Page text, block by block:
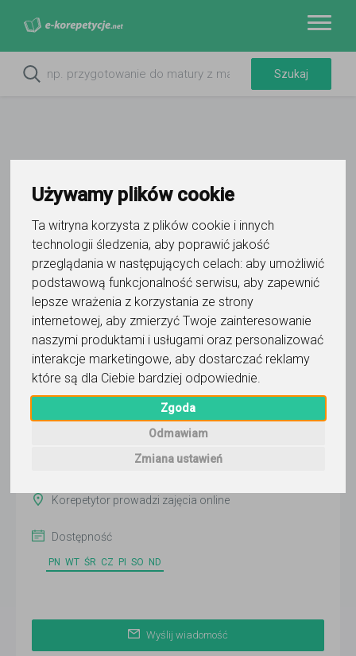
Używamy plików cookie
Ta witryna korzysta z plików cookie i innych
technologii śledzenia, aby poprawić jakość
przeglądania w następujących celach: aby umożliwić
podstawową funkcjonalność serwisu, aby zapewnić
lepsze wrażenia z korzystania ze strony
internetowej, aby zmierzyć Twoje zainteresowanie
naszymi produktami i usługami oraz personalizować
interakcje marketingowe, aby dostarczać reklamy
które są dla Ciebie bardziej odpowiednie
Zgoda
Odmawiam
Zmiana ustawień
Do ulubionych
Mateusz Sobczak
Wyślij wiadomość
Ostatnia aktywność:
Korepetytor prowadzi zajęcia online
Dostępność
PN WT ŚR CZ PI SO ND
Wyślij wiadomość